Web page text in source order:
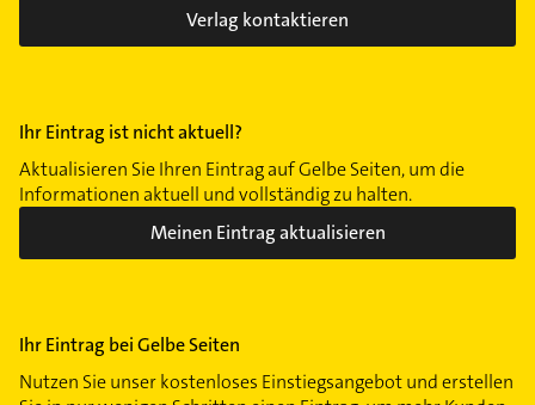
Verlag kontaktieren
Ihr Eintrag ist nicht aktuell?
Aktualisieren Sie Ihren Eintrag auf Gelbe Seiten, um die
Informationen aktuell und vollständig zu halten.
Meinen Eintrag aktualisieren
Ihr Eintrag bei Gelbe Seiten
Nutzen Sie unser kostenloses Einstiegsangebot und erstellen